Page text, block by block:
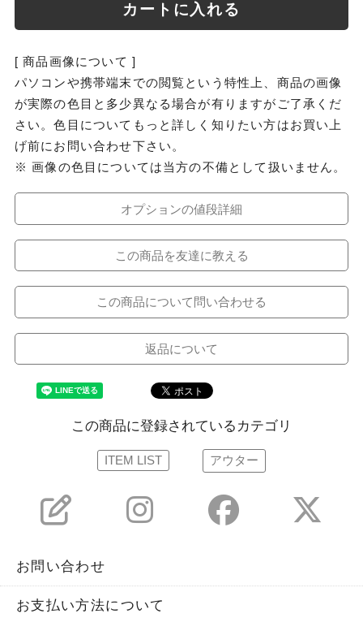
カートに入れる
[ 商品画像について ]
パソコンや携帯端末での閲覧という特性上、商品の画像
が実際の色目と多少異なる場合が有りますがご了承くだ
さい。色目についてもっと詳しく知りたい方はお買い上
げ前にお問い合わせ下さい。
※ 画像の色目については当方の不備として扱いません。
オプションの値段詳細
この商品を友達に教える
この商品について問い合わせる
返品について
この商品に登録されているカテゴリ
ITEM LIST アウター
お問い合わせ
お支払い方法について